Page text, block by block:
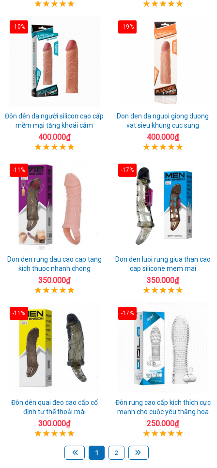
-10%
Đôn dên da người silicon cao cấp
mềm mại tăng khoái cảm
400.000₫
-19%
Don den da nguoi giong duong
vat sieu khung cuc sung
400.000₫
-11%
Don den rung dau cao cap tang
kich thuoc nhanh chong
350.000₫
-17%
Don den luoi rung giua than cao
cap silicone mem mai
350.000₫
-11%
Đôn dên quai đeo cao cấp cố
định tư thế thoải mái
300.000₫
-17%
Đôn rung cao cấp kích thích cực
mạnh cho cuộc yêu thăng hoa
250.000₫
1 2